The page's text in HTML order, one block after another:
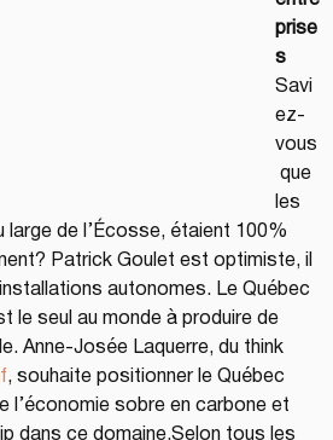
prise
s
Savi
ez-
vous
que
les
large de l’Écosse, étaient 100%
Patrick Goulet est optimiste, il
autonomes. Le Québec
le seul au monde à produire de
Anne-Josée Laquerre, du think
, souhaite positionner le Québec
l’économie sobre en carbone et
dans ce domaine.Selon tous les